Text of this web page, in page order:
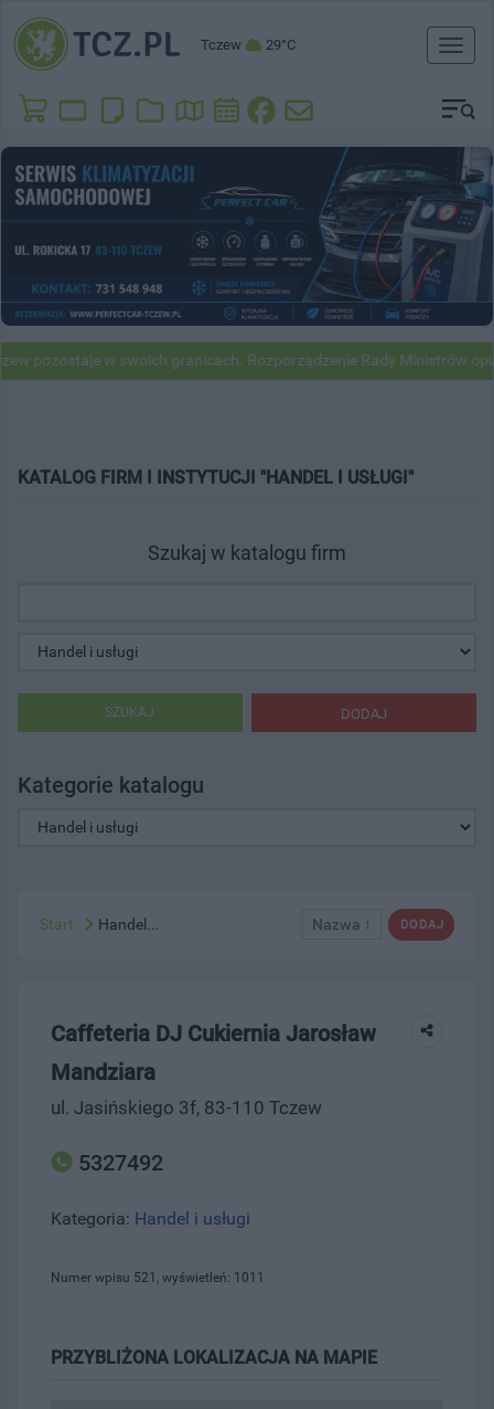
Tczew 29°C
Toggle
pozostaje w swoich granicach. Rozporządzenie Rady Ministrów
KATALOG FIRM I INSTYTUCJI "HANDEL I USŁUGI"
Szukaj w katalogu firm
DODAJ
SZUKAJ
Kategorie katalogu
DODAJ
Nazwa ↑
Start Handel...
Caffeteria DJ Cukiernia Jarosław
Mandziara
ul. Jasińskiego 3f, 83-110 Tczew
5327492
Kategoria: Handel i usługi
Numer wpisu 521, wyświetleń: 1011
PRZYBLIŻONA LOKALIZACJA NA MAPIE